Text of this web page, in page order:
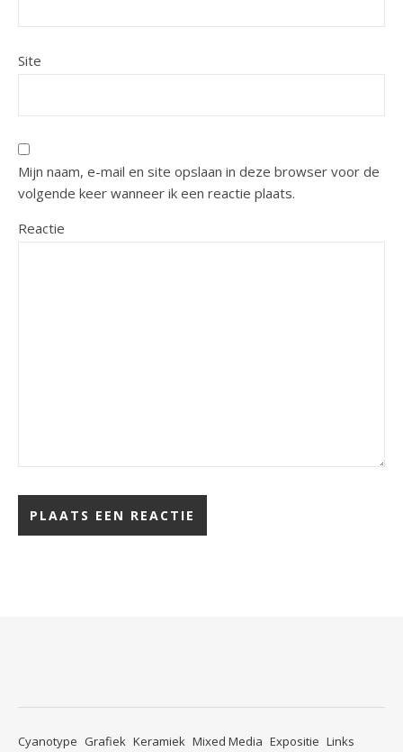
Site
Mijn naam, e-mail en site opslaan in deze browser voor de
volgende keer wanneer ik een reactie plaats.
Reactie
Cyanotype Grafiek Keramiek Mixed Media Expositie Links